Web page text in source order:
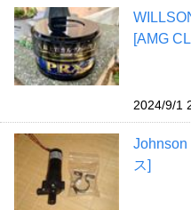
[AMG
2024/9/1
Johnson
ス]